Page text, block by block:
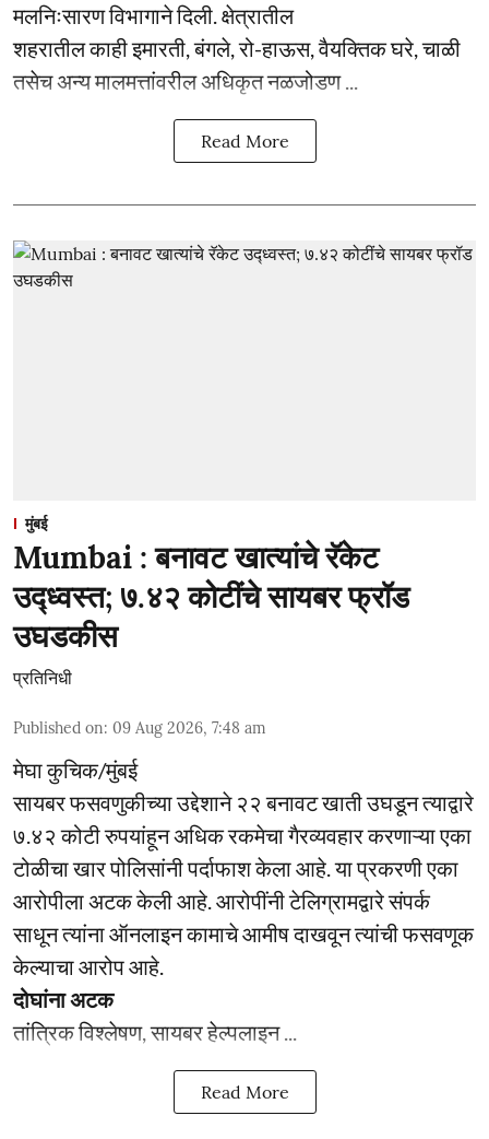
मलनिःसारण विभागाने दिली. क्षेत्रातील
शहरातील काही इमारती, बंगले, रो-हाऊस, वैयक्तिक घरे, चाळी
तसेच अन्य मालमत्तांवरील अधिकृत नळजोडण ...
Read More
मुंबई
Mumbai : बनावट खात्यांचे रॅकेट
उद्ध्वस्त; ७.४२ कोटींचे सायबर फ्रॉड
उघडकीस
प्रतिनिधी
Published on: 09 Aug 2026, 7:48 am
मेघा कुचिक/मुंबई
सायबर फसवणुकीच्या उद्देशाने २२ बनावट खाती उघडून त्याद्वारे
७.४२ कोटी रुपयांहून अधिक रकमेचा गैरव्यवहार करणाऱ्या एका
टोळीचा खार पोलिसांनी पर्दाफाश केला आहे. या प्रकरणी एका
आरोपीला अटक केली आहे. आरोपींनी टेलिग्रामद्वारे संपर्क
साधून त्यांना ऑनलाइन कामाचे आमीष दाखवून त्यांची फसवणूक
केल्याचा आरोप आहे.
दोघांना अटक
तांत्रिक विश्लेषण, सायबर हेल्पलाइन ...
Read More